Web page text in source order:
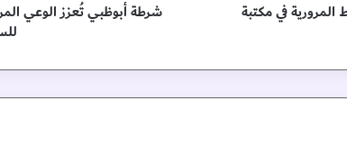
في مكتبة
ع
شرطة أبوظبي تُعزز الوعي